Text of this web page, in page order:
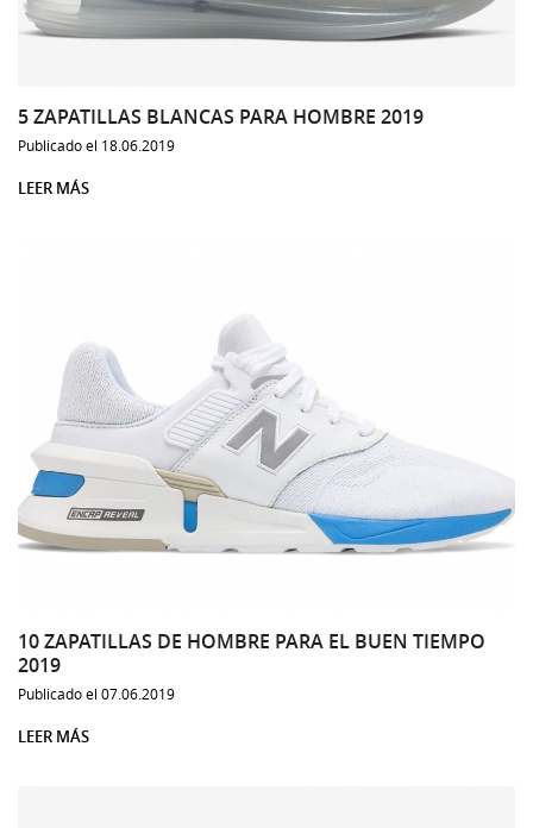
5 ZAPATILLAS BLANCAS PARA HOMBRE 2019
Publicado el 18.06.2019
LEER MÁS
10 ZAPATILLAS DE HOMBRE PARA EL BUEN TIEMPO
2019
Publicado el 07.06.2019
LEER MÁS